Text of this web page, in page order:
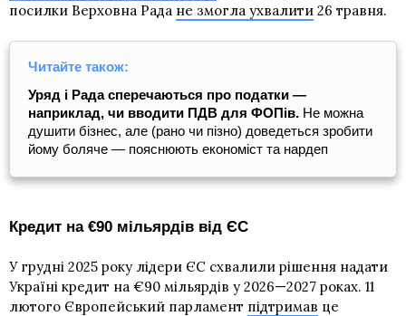
посилки Верховна Рада не змогла ухвалити 26 травня.
Читайте також:
Уряд і Рада сперечаються про податки —
наприклад, чи вводити ПДВ для ФОПів. Не можна
душити бізнес, але (рано чи пізно) доведеться зробити
йому боляче — пояснюють економіст та нардеп
Кредит на €90 мільярдів від ЄС
У грудні 2025 року лідери ЄС схвалили рішення надати
Україні кредит на €90 мільярдів у 2026—2027 роках. 11
лютого Європейський парламент підтримав це